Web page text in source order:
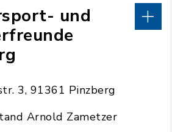
und
3, 91361 Pinzberg
Arnold Zametzer